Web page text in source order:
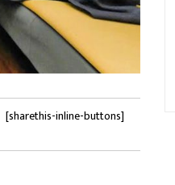
[sharethis-inline-buttons]